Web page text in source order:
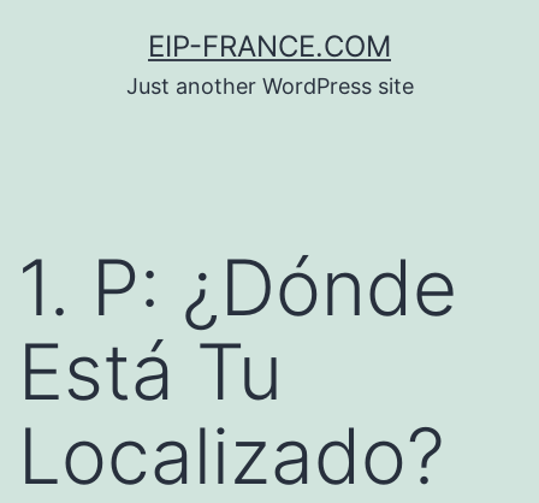
EIP-FRANCE.COM
Just another WordPress site
1. P: ¿Dónde
Está Tu
Localizado?